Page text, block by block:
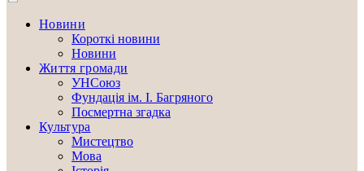
Новини
Короткі новини
Новини
Життя громади
УНСоюз
Фундація ім. І. Багряного
Посмертна згадка
Культура
Мистецтво
Мова